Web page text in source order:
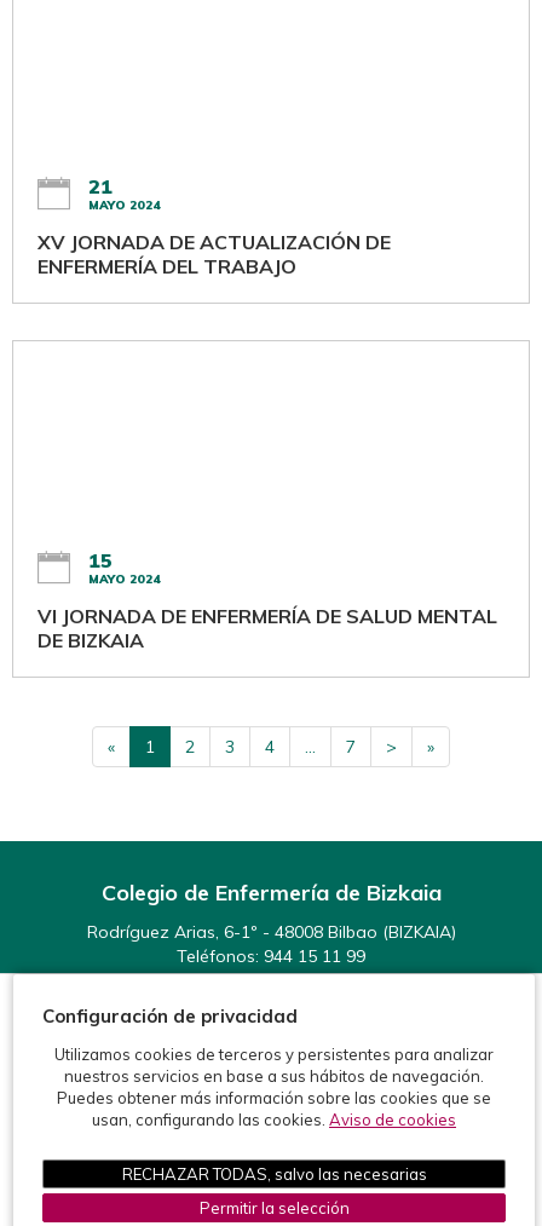
21
MAYO 2024
XV JORNADA DE ACTUALIZACIÓN DE
ENFERMERÍA DEL TRABAJO
15
MAYO 2024
VI JORNADA DE ENFERMERÍA DE SALUD MENTAL
DE BIZKAIA
« 1 2 3 4 ... 7 > »
Colegio de Enfermería de Bizkaia
Rodríguez Arias, 6-1º - 48008 Bilbao (BIZKAIA)
Teléfonos: 944 15 11 99
Fax: 944 15 54 92
info@enfermeriabizkaia.org
©2026 Colegio de Enfermería de Bizkaia
Protección de datos
Política de cookies Aviso legal
Configuración de privacidad
Utilizamos cookies de terceros y persistentes para analizar
nuestros servicios en base a sus hábitos de navegación.
Puedes obtener más información sobre las cookies que se
usan, configurando las cookies. Aviso de cookies
RECHAZAR TODAS, salvo las necesarias
Permitir la selección